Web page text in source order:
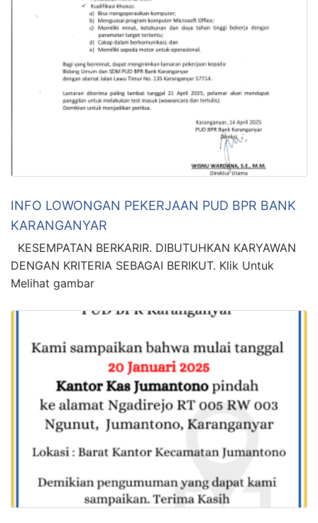
INFO LOWONGAN PEKERJAAN PUD BPR BANK
KARANGANYAR
KESEMPATAN BERKARIR. DIBUTUHKAN KARYAWAN
DENGAN KRITERIA SEBAGAI BERIKUT. Klik Untuk
Melihat gambar